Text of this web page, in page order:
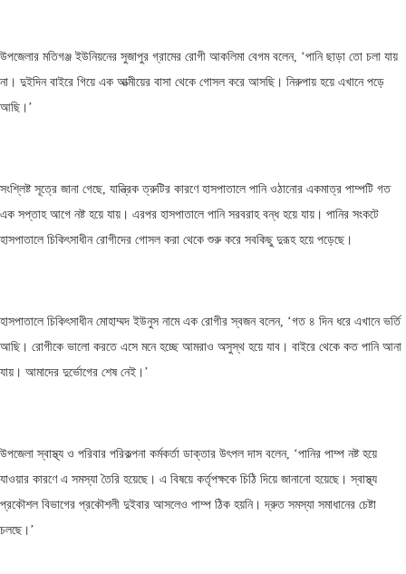
উপজেলার মতিগঞ্জ ইউনিয়নের সুজাপুর গ্রামের রোগী আকলিমা বেগম বলেন, ‘পানি ছাড়া তো চলা যায়
না। দুইদিন বাইরে গিয়ে এক আত্মীয়ের বাসা থেকে গোসল করে আসছি। নিরুপায় হয়ে এখানে পড়ে
আছি।’
সংশ্লিষ্ট সূত্রে জানা গেছে, যান্ত্রিক ত্রুটির কারণে হাসপাতালে পানি ওঠানোর একমাত্র পাম্পটি গত
এক সপ্তাহ আগে নষ্ট হয়ে যায়। এরপর হাসপাতালে পানি সরবরাহ বন্ধ হয়ে যায়। পানির সংকটে
হাসপাতালে চিকিৎসাধীন রোগীদের গোসল করা থেকে শুরু করে সবকিছু দুরূহ হয়ে পড়েছে।
হাসপাতালে চিকিৎসাধীন মোহাম্মদ ইউনুস নামে এক রোগীর স্বজন বলেন, ‘গত ৪ দিন ধরে এখানে ভর্তি
আছি। রোগীকে ভালো করতে এসে মনে হচ্ছে আমরাও অসুস্থ হয়ে যাব। বাইরে থেকে কত পানি আনা
যায়। আমাদের দুর্ভোগের শেষ নেই।’
উপজেলা স্বাস্থ্য ও পরিবার পরিকল্পনা কর্মকর্তা ডাক্তার উৎপল দাস বলেন, ‘পানির পাম্প নষ্ট হয়ে
যাওয়ার কারণে এ সমস্যা তৈরি হয়েছে। এ বিষয়ে কর্তৃপক্ষকে চিঠি দিয়ে জানানো হয়েছে। স্বাস্থ্য
প্রকৌশল বিভাগের প্রকৌশলী দুইবার আসলেও পাম্প ঠিক হয়নি। দ্রুত সমস্যা সমাধানের চেষ্টা
চলছে।’